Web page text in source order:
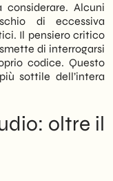
Alcuni
di eccessiva
Il pensiero critico
di interrogarsi
codice. Questo
sottile dell’intera
oltre il